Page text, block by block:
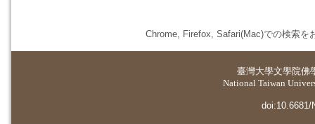
Chrome, Firefox, Safari(Mac)での検索を
臺灣大學文學院佛
National Taiwan
doi:10.6681/